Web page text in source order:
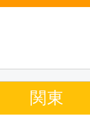
西)
東京(
関東